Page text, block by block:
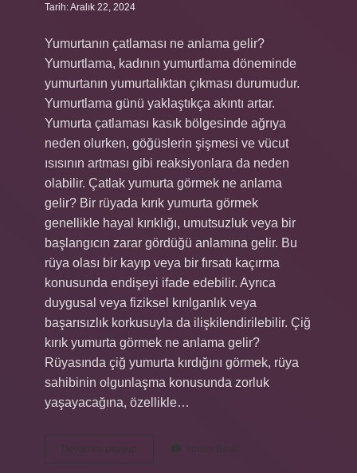
Tarih: Aralık 22, 2024
Yumurtanın çatlaması ne anlama gelir?
Yumurtlama, kadının yumurtlama döneminde
yumurtanın yumurtalıktan çıkması durumudur.
Yumurtlama günü yaklaştıkça akıntı artar.
Yumurta çatlaması kasık bölgesinde ağrıya
neden olurken, göğüslerin şişmesi ve vücut
ısısının artması gibi reaksiyonlara da neden
olabilir. Çatlak yumurta görmek ne anlama
gelir? Bir rüyada kırık yumurta görmek
genellikle hayal kırıklığı, umutsuzluk veya bir
başlangıcın zarar gördüğü anlamına gelir. Bu
rüya olası bir kayıp veya bir fırsatı kaçırma
konusunda endişeyi ifade edebilir. Ayrıca
duygusal veya fiziksel kırılganlık veya
başarısızlık korkusuyla da ilişkilendirilebilir. Çiğ
kırık yumurta görmek ne anlama gelir?
Rüyasında çiğ yumurta kırdığını görmek, rüya
sahibinin olgunlaşma konusunda zorluk
yaşayacağına, özellikle…
Devamını okuyun
Yumurtanın
Kırılması
Yorum Bırak